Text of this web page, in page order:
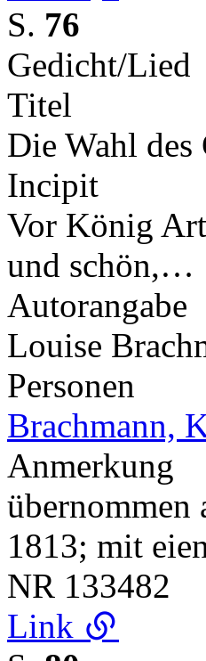
S. 76
Gedicht/Lied
Titel
Die Wahl des
Incipit
Vor König
und schön,…
Autorangabe
Louise
Personen
Brachmann,
Anmerkung
übernommen
1813; mit
NR 133482
Link